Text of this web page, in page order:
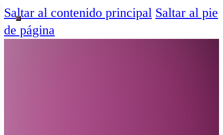
Saltar al contenido principal Saltar al pie
de página